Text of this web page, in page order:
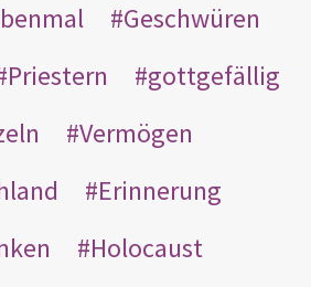
Geschwüren
Priestern
gottgefällig
Vermögen
Erinnerung
Holocaust